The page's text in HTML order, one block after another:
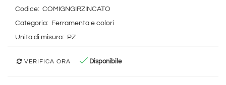
Codice: COMIGNGIRZINCATO
Categoria:
Ferramenta e colori
Unita di misura:
PZ
VERIFICA ORA Disponibile